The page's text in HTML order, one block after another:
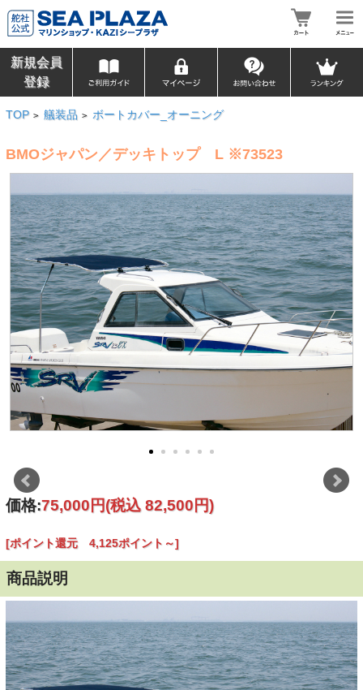
新規会員
登録
TOP > 艤装品 > ボートカバー_オーニング
BMOジャパン／デッキトップ L ※73523
価格:75,000円(税込 82,500円)
[ポイント還元 4,125ポイント～]
商品説明